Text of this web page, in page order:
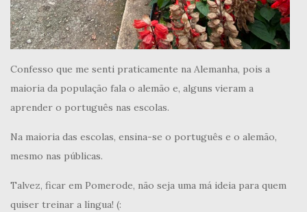
Confesso que me senti praticamente na Alemanha, pois a
maioria da população fala o alemão e, alguns vieram a
aprender o português nas escolas.
Na maioria das escolas, ensina-se o português e o alemão,
mesmo nas públicas.
Talvez, ficar em Pomerode, não seja uma má ideia para quem
quiser treinar a língua! (: